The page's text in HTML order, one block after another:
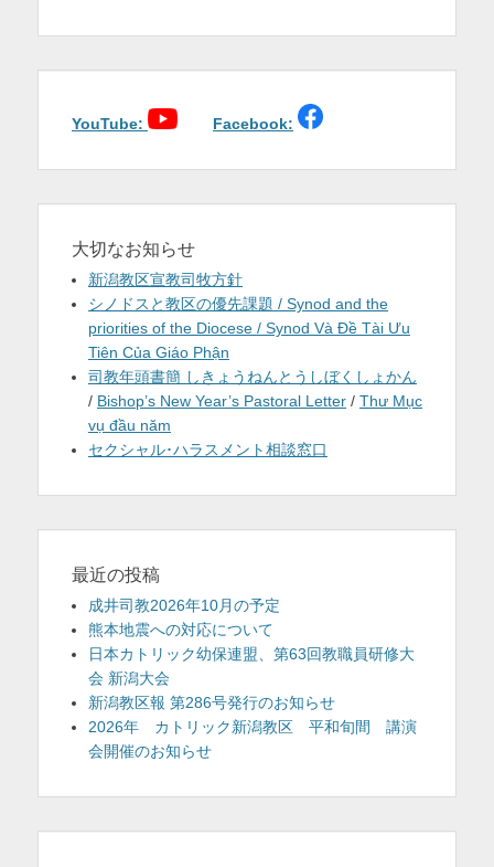
ー
ョ
YouTube: Facebook:
大切なお知らせ
新潟教区宣教司牧方針
シノドスと教区の優先課題 / Synod and the
priorities of the Diocese / Synod Và Đề Tài Ưu
Tiên Của Giáo Phận
司教年頭書簡 しきょうねんとうしぼくしょかん
/ Bishop’s New Year’s Pastoral Letter / Thư Mục
vụ đầu năm
セクシャル･ハラスメント相談窓口
最近の投稿
成井司教2026年10月の予定
熊本地震への対応について
日本カトリック幼保連盟、第63回教職員研修大
会 新潟大会
新潟教区報 第286号発行のお知らせ
2026年 カトリック新潟教区 平和旬間 講演
会開催のお知らせ